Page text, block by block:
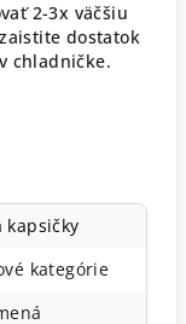
2-3x väčšiu
dostatok
chladničke.
kapsičky
kategórie